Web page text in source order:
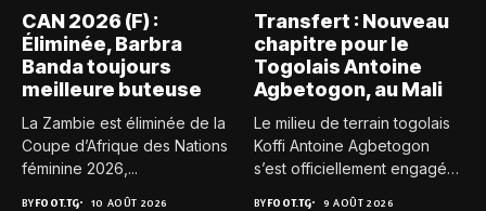
CAN 2026 (F) :
Éliminée, Barbra
Banda toujours
meilleure buteuse
La Zambie est éliminée de la
Coupe d’Afrique des Nations
féminine 2026,...
BYFOOT.TG 10 AOÛT 2026
Transfert : Nouveau
chapitre pour le
Togolais Antoine
Agbetogon, au Mali
Le milieu de terrain togolais
Koffi Antoine Agbetogon
s’est officiellement engagé
BYFOOT.TG 9 AOÛT 2026